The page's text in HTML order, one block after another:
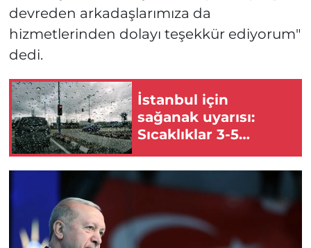
devreden arkadaşlarımıza da
hizmetlerinden dolayı teşekkür ediyorum"
dedi.
İstanbul için
sağanak uyarısı:
Sıcaklıklar 3-5